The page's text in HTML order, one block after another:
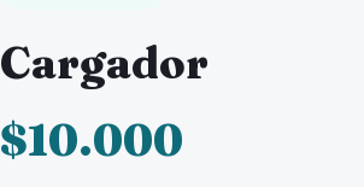
Cargador
$10.000